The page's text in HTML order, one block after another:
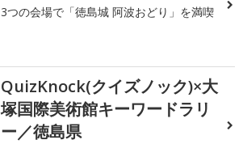
3つの会場で「徳島城 阿波おどり」を満喫
QuizKnock(クイズノック)×大
塚国際美術館キーワードラリ
ー／徳島県